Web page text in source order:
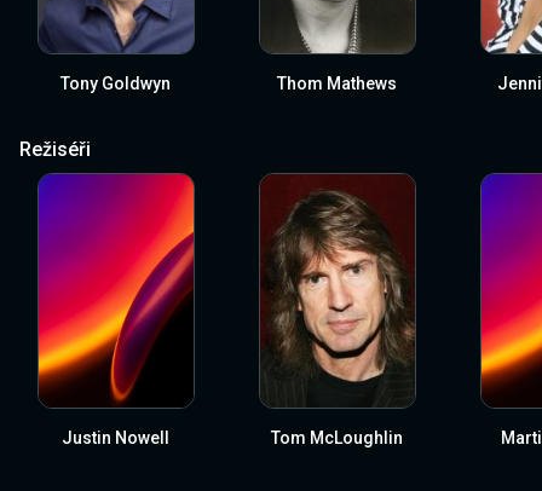
Tony Goldwyn Thom Mathews
Režiséři
Justin Nowell Tom McLoughlin